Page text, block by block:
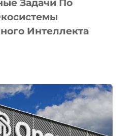
Задачи По
Интеллекта